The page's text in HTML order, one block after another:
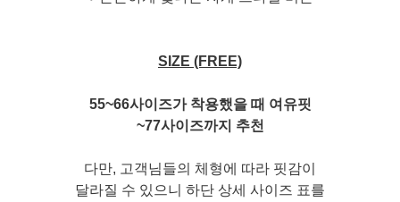
SIZE (FREE)
55~66사이즈가 착용했을 때 여유핏
~77사이즈까지 추천
다만, 고객님들의 체형에 따라 핏감이
달라질 수 있으니 하단 상세 사이즈 표를